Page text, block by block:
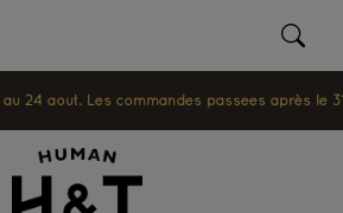
24 août. Les commandes passées après le